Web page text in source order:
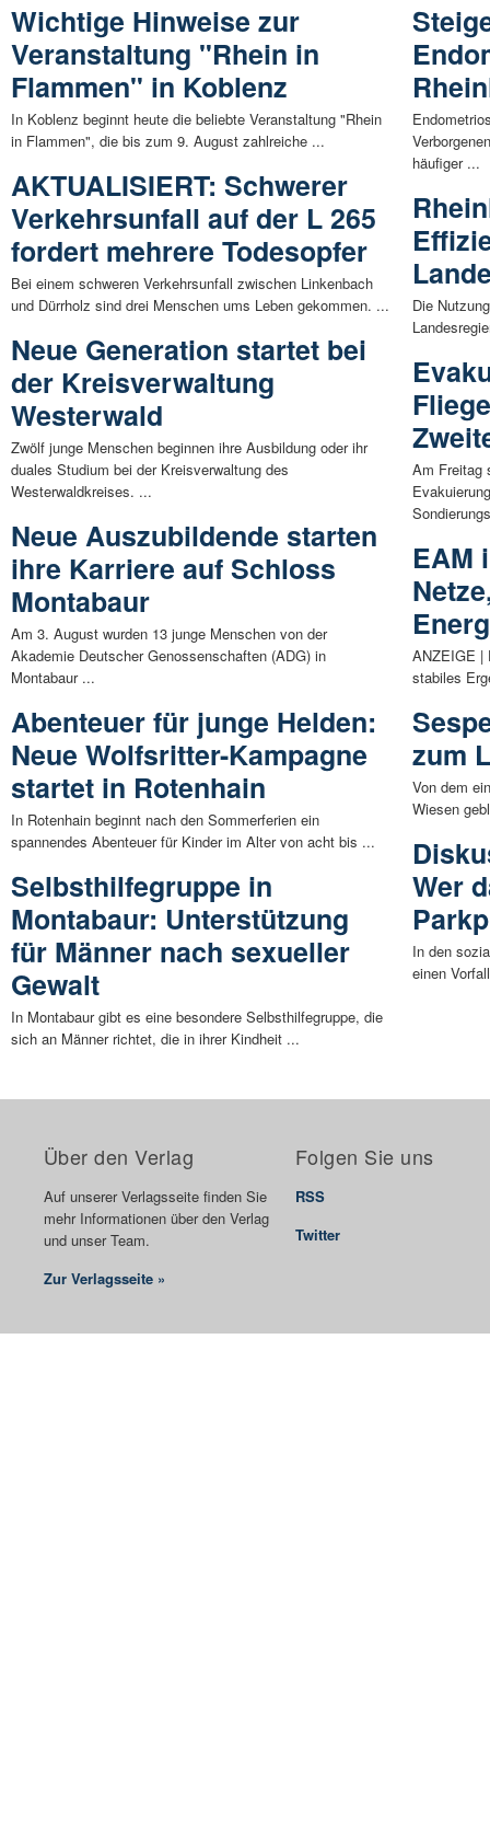
Wichtige Hinweise zur
Veranstaltung "Rhein in
Flammen" in Koblenz
In Koblenz beginnt heute die beliebte Veranstaltung "Rhein
in Flammen", die bis zum 9. August zahlreiche ...
AKTUALISIERT: Schwerer
Verkehrsunfall auf der L 265
fordert mehrere Todesopfer
Bei einem schweren Verkehrsunfall zwischen Linkenbach
und Dürrholz sind drei Menschen ums Leben gekommen. ...
Neue Generation startet bei
der Kreisverwaltung
Westerwald
Zwölf junge Menschen beginnen ihre Ausbildung oder ihr
duales Studium bei der Kreisverwaltung des
Westerwaldkreises. ...
Neue Auszubildende starten
ihre Karriere auf Schloss
Montabaur
Am 3. August wurden 13 junge Menschen von der
Akademie Deutscher Genossenschaften (ADG) in
Montabaur ...
Abenteuer für junge Helden:
Neue Wolfsritter-Kampagne
startet in Rotenhain
In Rotenhain beginnt nach den Sommerferien ein
spannendes Abenteuer für Kinder im Alter von acht bis ...
Selbsthilfegruppe in
Montabaur: Unterstützung
für Männer nach sexueller
Gewalt
In Montabaur gibt es eine besondere Selbsthilfegruppe, die
sich an Männer richtet, die in ihrer Kindheit ...
häufiger ...
Die
Am Freitag
EAM
ANZEIGE |
stabiles
zum
Von dem
Wiesen
Wer
In den
einen
Über den Verlag
Auf unserer Verlagsseite finden Sie
mehr Informationen über den Verlag
und unser Team.
Zur Verlagsseite »
Folgen Sie uns
RSS
Twitter